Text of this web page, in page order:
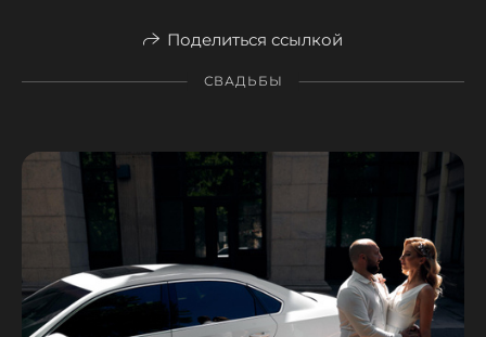
Поделиться ссылкой
СВАДЬБЫ